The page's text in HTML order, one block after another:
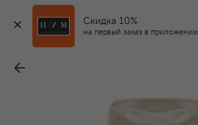
Скидка 10%
на первый заказ в приложении